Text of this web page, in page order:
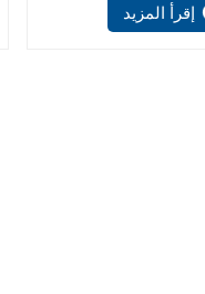
إقرأ المزيد